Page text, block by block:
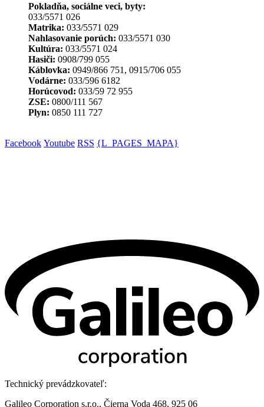
Pokladňa, sociálne veci, byty:
033/5571 026
Matrika: 033/5571 029
Nahlasovanie porúch: 033/5571 030
Kultúra: 033/5571 024
Hasiči: 0908/799 055
Káblovka: 0949/866 751, 0915/706 055
Vodárne: 033/596 6182
Horúcovod: 033/59 72 955
ZSE: 0800/111 567
Plyn: 0850 111 727
Facebook Youtube RSS {L_PAGES_MAPA}
Technický prevádzkovateľ:
Galileo Corporation s.r.o., Čierna Voda 468, 925 06